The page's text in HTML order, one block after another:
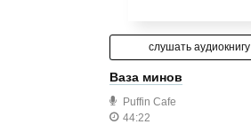
слушать аудиокнигу
Ваза минов
Puffin Cafe
44:22